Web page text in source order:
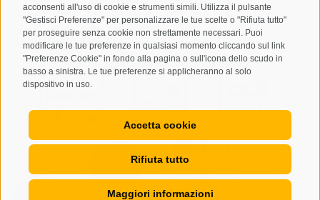
acconsenti all'uso di cookie e strumenti simili. Utilizza il pulsante
"Gestisci Preferenze" per personalizzare le tue scelte o "Rifiuta tutto"
per proseguire senza cookie non strettamente necessari. Puoi
modificare le tue preferenze in qualsiasi momento cliccando sul link
"Preferenze Cookie" in fondo alla pagina o sull'icona dello scudo in
basso a sinistra. Le tue preferenze si applicheranno al solo
dispositivo in uso.
Accetta cookie
Rifiuta tutto
Maggiori informazioni
Mappa del sito • Credits • Cookie Policy • Privacy •
Preferenze Cookies • created with passion by